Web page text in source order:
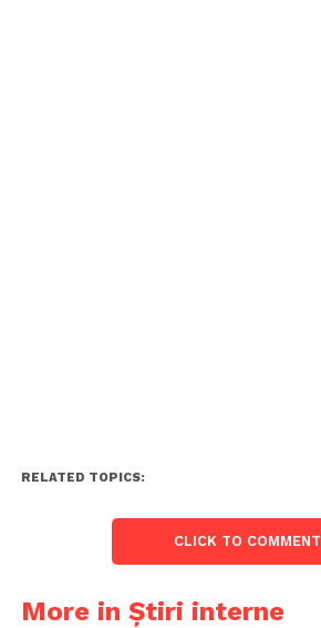
RELATED TOPICS:
CLICK TO COMMENT
More in Știri interne